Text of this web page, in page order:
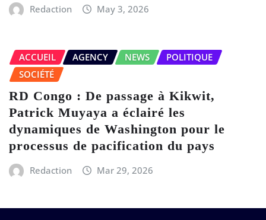
Redaction May 3, 2026
ACCUEIL AGENCY NEWS
POLITIQUE
SOCIÉTÉ
RD Congo : De passage à Kikwit,
Patrick Muyaya a éclairé les
dynamiques de Washington pour le
processus de pacification du pays
Redaction Mar 29, 2026